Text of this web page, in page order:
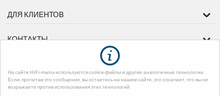
На сайте HiFi-mania используются cookie-файлы и другие аналогичные технологии.
Если, прочитав это сообщение, вы остаетесь на нашем сайте, это означает, что вы не
возражаете против использования этих технологий.
ДЛЯ КЛИЕНТОВ
КОНТАКТЫ
© 2003-2026 диМЕДИА. На базеCS-Cart - Платформа для интернет-
магазинов. Design by EnergoThemes -CS-Cart Themes